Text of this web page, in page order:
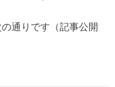
通りです（記事公開